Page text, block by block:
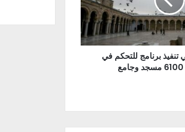
تنفيذ برنامج للتحكم في